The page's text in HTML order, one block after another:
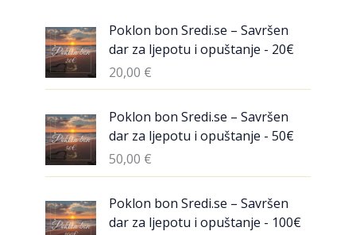
Poklon bon Sredi.se – Savršen
dar za ljepotu i opuštanje - 20€
20,00 €
Poklon bon Sredi.se – Savršen
dar za ljepotu i opuštanje - 50€
50,00 €
Poklon bon Sredi.se – Savršen
dar za ljepotu i opuštanje - 100€